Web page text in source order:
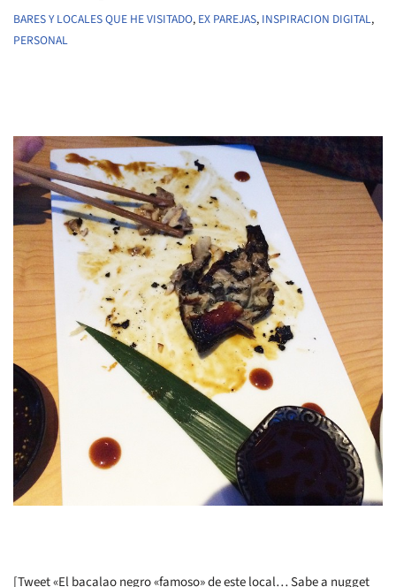
BARES Y LOCALES QUE HE VISITADO, EX PAREJAS, INSPIRACION DIGITAL,
PERSONAL
[Tweet «El bacalao negro «famoso» de este local… Sabe a nugget